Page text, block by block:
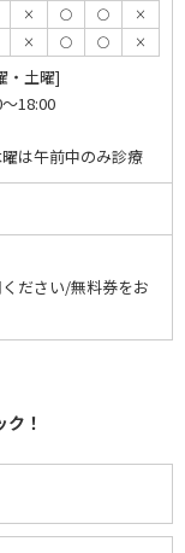
× ◯ ◯
×
× ◯ ◯ ×
・土曜]
18:00
は午前中のみ診療
ださい/無料券をお
！